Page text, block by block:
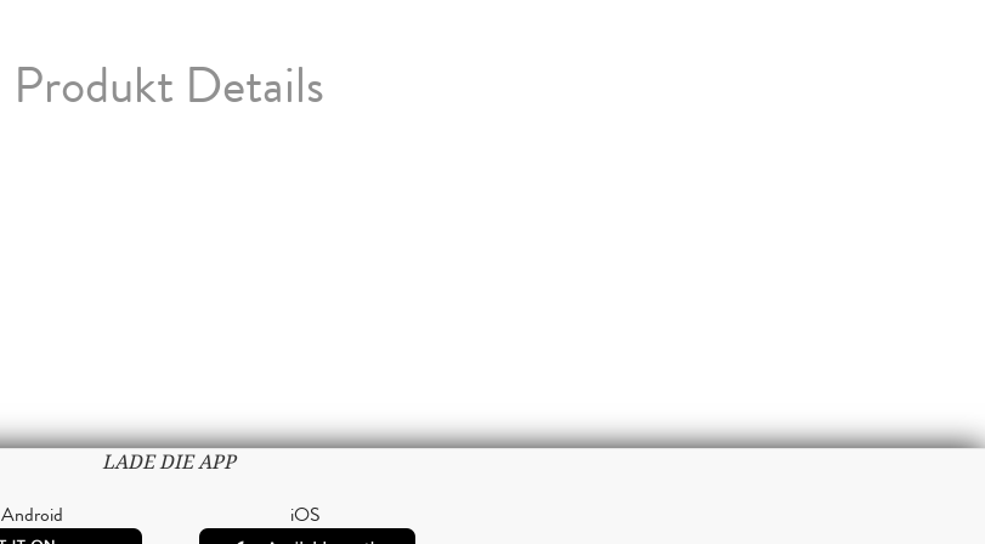
Produkt Details
LADE DIE APP
Android iOS